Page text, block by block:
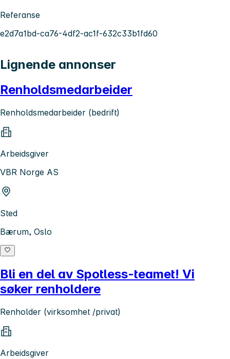
Referanse
e2d7a1bd-ca76-4df2-ac1f-632c33b1fd60
Lignende annonser
Renholdsmedarbeider
Renholdsmedarbeider (bedrift)
Arbeidsgiver
VBR Norge AS
Sted
Bærum, Oslo
Bli en del av Spotless-teamet! Vi
søker renholdere
Renholder (virksomhet /privat)
Arbeidsgiver